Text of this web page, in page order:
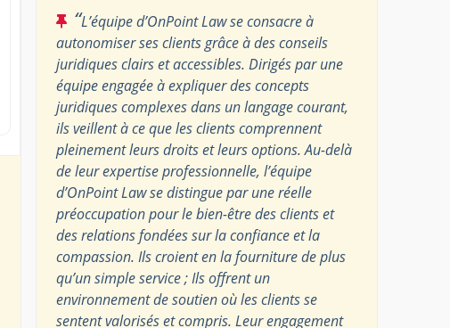
“L’équipe d’OnPoint Law se consacre à
autonomiser ses clients grâce à des conseils
juridiques clairs et accessibles. Dirigés par une
équipe engagée à expliquer des concepts
juridiques complexes dans un langage courant,
ils veillent à ce que les clients comprennent
pleinement leurs droits et leurs options. Au-delà
de leur expertise professionnelle, l’équipe
d’OnPoint Law se distingue par une réelle
préoccupation pour le bien-être des clients et
des relations fondées sur la confiance et la
compassion. Ils croient en la fourniture de plus
qu’un simple service ; Ils offrent un
environnement de soutien où les clients se
sentent valorisés et compris. Leur engagement